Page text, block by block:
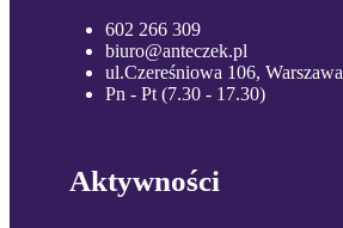
602 266 309
biuro@anteczek.pl
ul.Czereśniowa 106, Warszawa
Pn - Pt (7.30 - 17.30)
Aktywności